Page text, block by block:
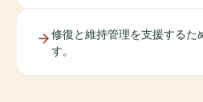
修復と維持管理を支援するた
す。